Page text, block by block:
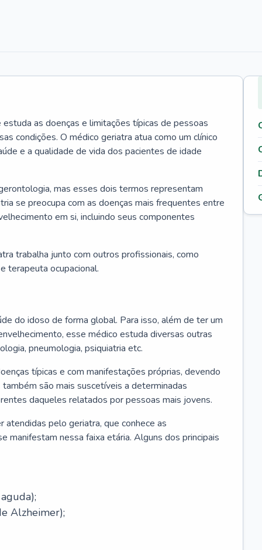
as doenças e limitações típicas de pessoas
condições. O médico geriatra atua como um clínico
e a qualidade de vida dos pacientes de idade
mas esses dois termos representam
se preocupa com as doenças mais frequentes entre
em si, incluindo seus componentes
trabalha junto com outros profissionais, como
terapeuta ocupacional.
do idoso de forma global. Para isso, além de ter um
esse médico estuda diversas outras
pneumologia, psiquiatria etc.
típicas e com manifestações próprias, devendo
são mais suscetíveis a determinadas
daqueles relatados por pessoas mais jovens.
pelo geriatra, que conhece as
manifestam nessa faixa etária. Alguns dos principais
Alzheimer);